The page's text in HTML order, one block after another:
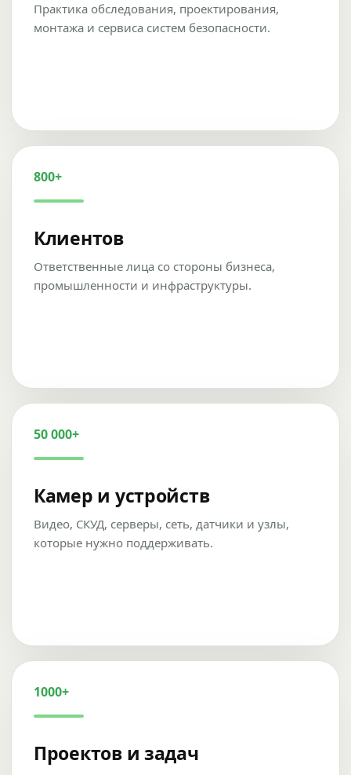
Практика обследования, проектирования,
монтажа и сервиса систем безопасности.
800+
Клиентов
Ответственные лица со стороны бизнеса,
промышленности и инфраструктуры.
50 000+
Камер и устройств
Видео, СКУД, серверы, сеть, датчики и узлы,
которые нужно поддерживать.
1000+
Проектов и задач